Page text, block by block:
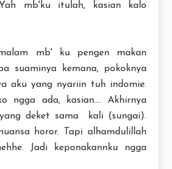
mb'ku itulah, kasian kalo
mb' ku pengen makan
suaminya kemana, pokoknya
aku yang nyariin tuh indomie.
ngga ada, kasian.... Akhirnya
deket sama kali (sungai).
horor. Tapi alhamdulillah
Jadi keponakannku ngga